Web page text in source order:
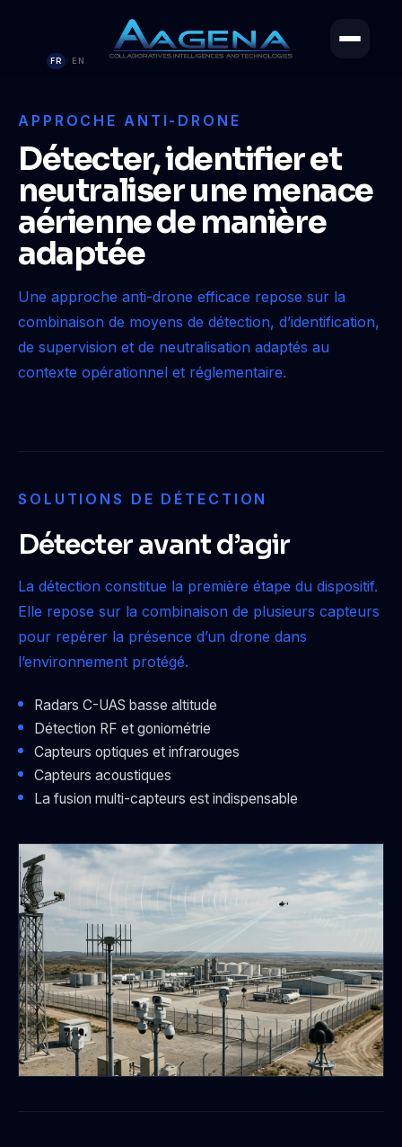
FR / EN
APPROCHE ANTI-DRONE
Détecter, identifier et
neutraliser une menace
aérienne de manière
adaptée
Une approche anti-drone efficace repose sur la
combinaison de moyens de détection, d’identification,
de supervision et de neutralisation adaptés au
contexte opérationnel et réglementaire.
SOLUTIONS DE DÉTECTION
Détecter avant d’agir
La détection constitue la première étape du dispositif.
Elle repose sur la combinaison de plusieurs capteurs
pour repérer la présence d’un drone dans
l’environnement protégé.
Radars C-UAS basse altitude
Détection RF et goniométrie
Capteurs optiques et infrarouges
Capteurs acoustiques
La fusion multi-capteurs est indispensable